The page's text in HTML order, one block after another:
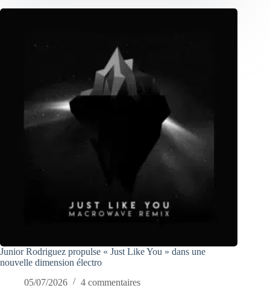
Junior Rodriguez propulse « Just Like You » dans une
nouvelle dimension électro
05/07/2026
4 commentaires